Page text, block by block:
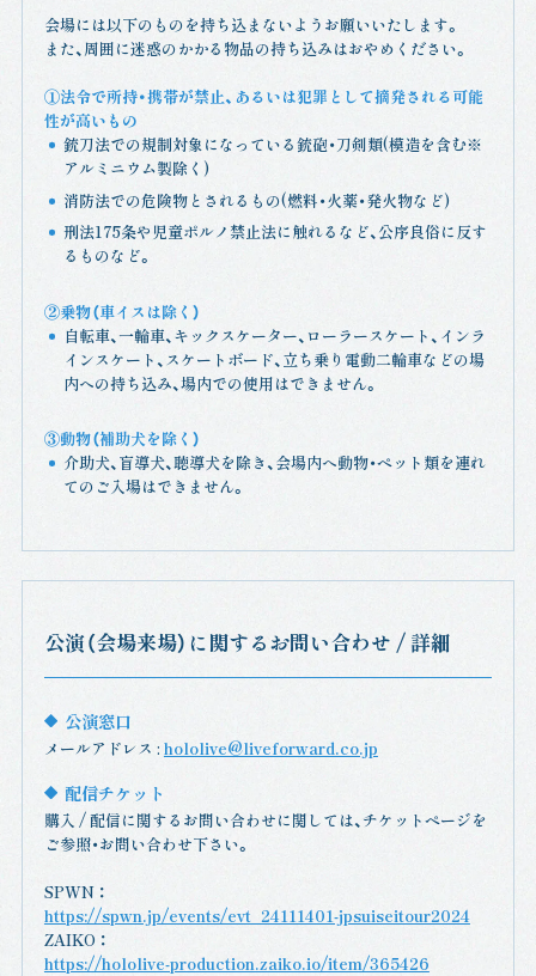
会場には以下のものを持ち込まないようお願いいたします。
また、周囲に迷惑のかかる物品の持ち込みはおやめください。
①法令で所持・携帯が禁止、あるいは犯罪として摘発される可能
性が高いもの
銃刀法での規制対象になっている銃砲・刀剣類(模造を含む※
アルミニウム製除く)
消防法での危険物とされるもの(燃料・火薬・発火物など)
刑法175条や児童ポルノ禁止法に触れるなど、公序良俗に反す
るものなど。
②乗物（車イスは除く）
自転車、一輪車、キックスケーター、ローラースケート、インラ
インスケート、スケートボード、立ち乗り電動二輪車などの場
内への持ち込み、場内での使用はできません。
③動物（補助犬を除く）
介助犬、盲導犬、聴導犬を除き、会場内へ動物・ペット類を連れ
てのご入場はできません。
公演（会場来場）に関するお問い合わせ / 詳細
公演窓口
メールアドレス : hololive@liveforward.co.jp
配信チケット
購入 / 配信に関するお問い合わせに関しては、チケットページを
ご参照・お問い合わせ下さい。
SPWN ：
https://spwn.jp/events/evt_24111401-jpsuiseitour2024
ZAIKO ：
https://hololive-production.zaiko.io/item/365426